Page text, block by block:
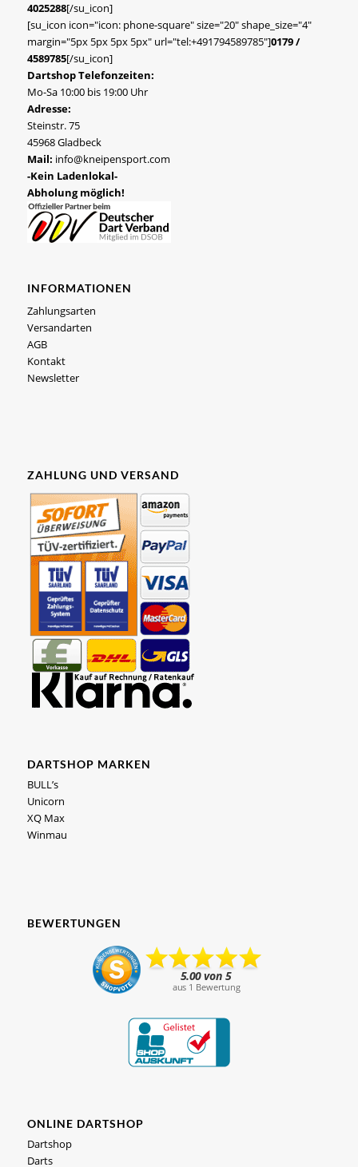
4025288[/su_icon]
[su_icon icon="icon: phone-square" size="20" shape_size="4"
margin="5px 5px 5px 5px" url="tel:+491794589785"]0179 /
4589785[/su_icon]
Dartshop Telefonzeiten:
Mo-Sa 10:00 bis 19:00 Uhr
Adresse:
Steinstr. 75
45968 Gladbeck
Mail: info@kneipensport.com
-Kein Ladenlokal-
Abholung möglich!
INFORMATIONEN
Zahlungsarten
Versandarten
AGB
Kontakt
Newsletter
ZAHLUNG UND VERSAND
DARTSHOP MARKEN
BULL’s
Unicorn
XQ Max
Winmau
BEWERTUNGEN
ONLINE DARTSHOP
Dartshop
Darts